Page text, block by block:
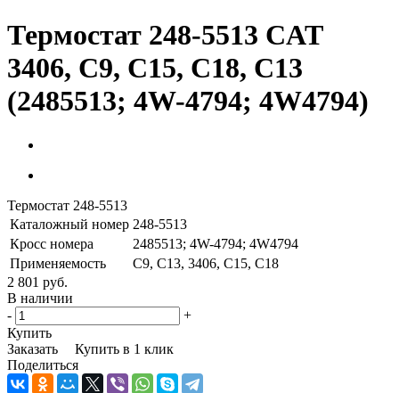
Термостат 248-5513 CAT
3406, C9, C15, C18, C13
(2485513; 4W-4794; 4W4794)
Термостат 248-5513
Каталожный номер 248-5513
Кросс номера
2485513; 4W-4794; 4W4794
Применяемость
C9, C13, 3406, C15, C18
2 801 руб.
В наличии
-
+
Купить
Заказать
Купить в 1 клик
Поделиться